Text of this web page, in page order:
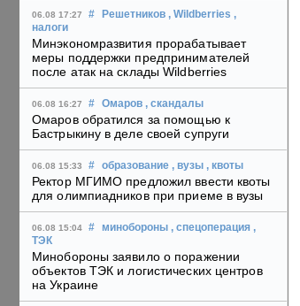
06.08 17:27 # Решетников , Wildberries ,
налоги
Минэкономразвития прорабатывает
меры поддержки предпринимателей
после атак на склады Wildberries
06.08 16:27 # Омаров , скандалы
Омаров обратился за помощью к
Бастрыкину в деле своей супруги
06.08 15:33 # образование , вузы , квоты
Ректор МГИМО предложил ввести квоты
для олимпиадников при приеме в вузы
06.08 15:04 # минобороны , спецоперация ,
ТЭК
Минобороны заявило о поражении
объектов ТЭК и логистических центров
на Украине